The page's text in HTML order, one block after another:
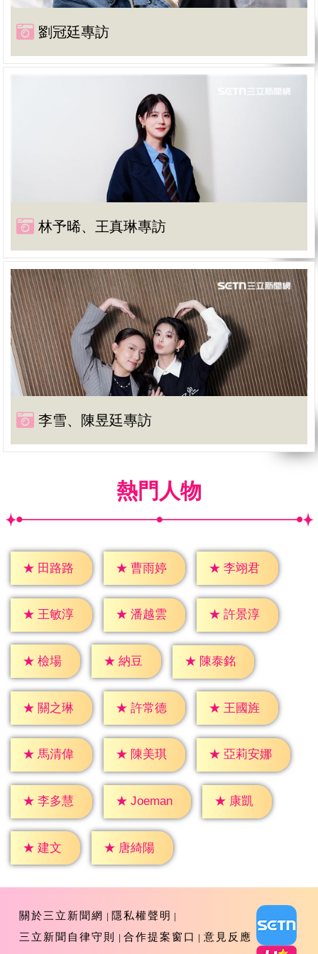
劉冠廷專訪
林予晞、王真琳專訪
李雪、陳昱廷專訪
熱門人物
★ 田路路 ★ 曹雨婷 ★ 李翊君
★ 王敏淳 ★ 潘越雲 ★ 許景淳
★ 檢場 ★ 納豆 ★ 陳泰銘
★ 關之琳 ★ 許常德 ★ 王國旌
★ 馬清偉 ★ 陳美琪 ★ 亞莉安娜
★ 李多慧 ★ Joeman ★ 康凱
★ 建文 ★ 唐綺陽
關於三立新聞網
隱私權聲明
三立新聞自律守則
合作提案窗口 意見反應